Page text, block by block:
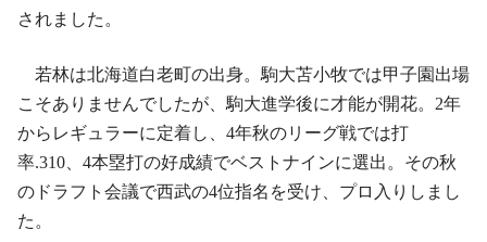
されました。
若林は北海道白老町の出身。駒大苫小牧では甲子園出場
こそありませんでしたが、駒大進学後に才能が開花。2年
からレギュラーに定着し、4年秋のリーグ戦では打
率.310、4本塁打の好成績でベストナインに選出。その秋
のドラフト会議で西武の4位指名を受け、プロ入りしまし
た。